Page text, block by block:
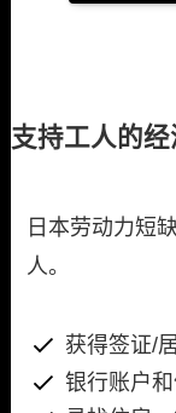
支持工人的
日本劳动力短
人。
获得签证/
银行账户